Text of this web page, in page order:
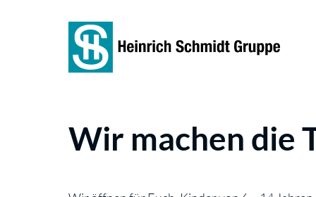
Wir machen die